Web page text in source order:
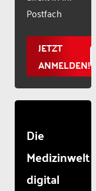
Postfach
JETZT
ANMELDEN!
Die
Medizinwelt
digital